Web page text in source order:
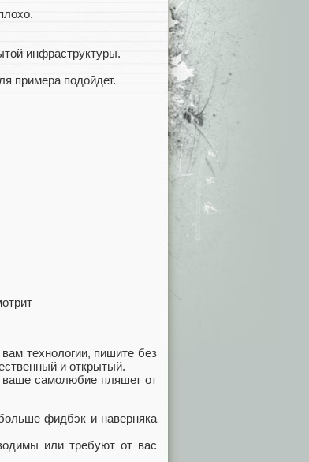
инфраструктуры.
примера подойдет.
технологии, пишите без
и открытый.
ваше самолюбие пляшет от
фидбэк и наверняка
или требуют от вас